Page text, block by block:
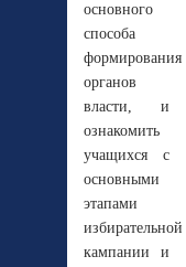
основного
способа
формирования
органов
власти, и
ознакомить
учащихся с
основными
этапами
избирательной
кампании и